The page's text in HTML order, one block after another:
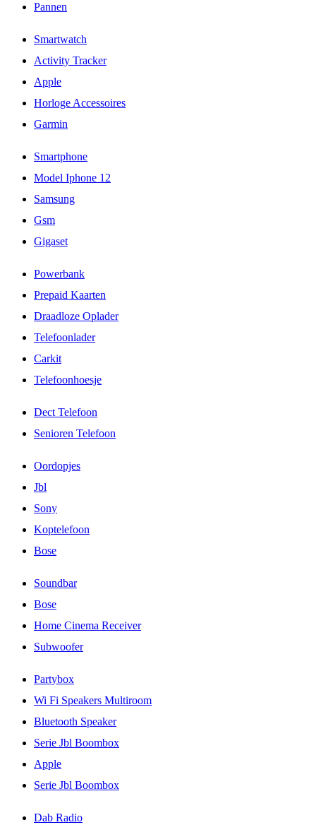
Pannen
Smartwatch
Activity Tracker
Apple
Horloge Accessoires
Garmin
Smartphone
Model Iphone 12
Samsung
Gsm
Gigaset
Powerbank
Prepaid Kaarten
Draadloze Oplader
Telefoonlader
Carkit
Telefoonhoesje
Dect Telefoon
Senioren Telefoon
Oordopjes
Jbl
Sony
Koptelefoon
Bose
Soundbar
Bose
Home Cinema Receiver
Subwoofer
Partybox
Wi Fi Speakers Multiroom
Bluetooth Speaker
Serie Jbl Boombox
Apple
Serie Jbl Boombox
Dab Radio